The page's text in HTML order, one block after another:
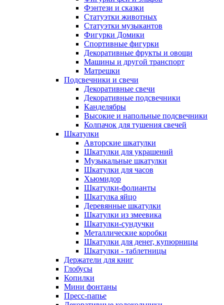
Фэнтези и сказки
Статуэтки животных
Статуэтки музыкантов
Фигурки Домики
Спортивные фигурки
Декоративные фрукты и овощи
Машины и другой транспорт
Матрешки
Подсвечники и свечи
Декоративные свечи
Декоративные подсвечники
Канделябры
Высокие и напольные подсвечники
Колпачок для тушения свечей
Шкатулки
Авторские шкатулки
Шкатулки для украшений
Музыкальные шкатулки
Шкатулки для часов
Хьюмидор
Шкатулки-фолианты
Шкатулка яйцо
Деревянные шкатулки
Шкатулки из змеевика
Шкатулки-сундучки
Металлические коробки
Шкатулки для денег, купюрницы
Шкатулки - таблетницы
Держатели для книг
Глобусы
Копилки
Мини фонтаны
Пресс-папье